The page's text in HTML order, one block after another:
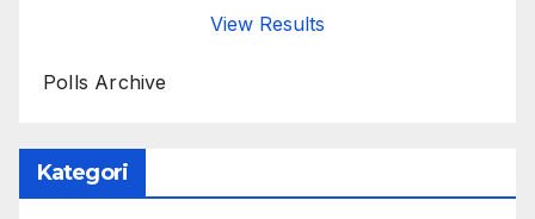
View Results
Polls Archive
Kategori